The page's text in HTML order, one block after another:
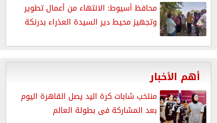
محافظ أسيوط: الانتهاء من أعمال تطوير
وتجهيز محيط دير السيدة العذراء بدرنكة
أهم الأخبار
منتخب شابات كرة اليد يصل القاهرة اليوم
بعد المشاركة فى بطولة العالم